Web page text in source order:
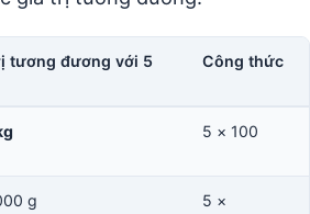
tương đương với 5
Công thức
5 × 100
g
5 ×